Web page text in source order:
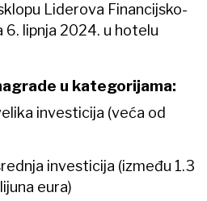
Liderova Financijsko-
lipnja 2024. u hotelu
u kategorijama:
investicija (veća od
investicija (između 1.3
eura)